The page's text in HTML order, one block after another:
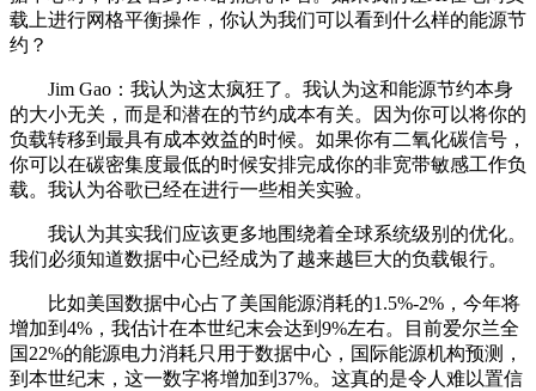
载上进行网格平衡操作，你认为我们可以看到什么样的能源节
约？
Jim Gao：我认为这太疯狂了。我认为这和能源节约本身
的大小无关，而是和潜在的节约成本有关。因为你可以将你的
负载转移到最具有成本效益的时候。如果你有二氧化碳信号，
你可以在碳密集度最低的时候安排完成你的非宽带敏感工作负
载。我认为谷歌已经在进行一些相关实验。
我认为其实我们应该更多地围绕着全球系统级别的优化。
我们必须知道数据中心已经成为了越来越巨大的负载银行。
比如美国数据中心占了美国能源消耗的1.5%-2%，今年将
增加到4%，我估计在本世纪末会达到9%左右。目前爱尔兰全
国22%的能源电力消耗只用于数据中心，国际能源机构预测，
到本世纪末，这一数字将增加到37%。这真的是令人难以置信